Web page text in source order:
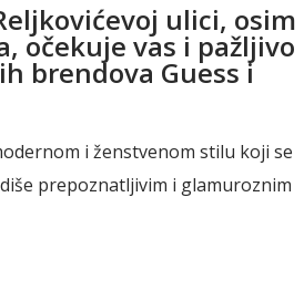
ulici, osim
očekuje vas i pažljivo
brendova Guess i
i ženstvenom stilu koji se
prepoznatljivim i glamuroznim